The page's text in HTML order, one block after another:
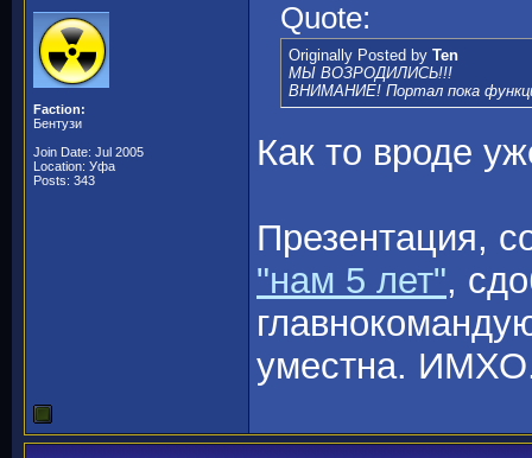
Faction:
Бентузи
Join Date: Jul 2005
Location: Уфа
Posts: 343
Quote:
Originally Posted by Ten
МЫ ВОЗРОДИЛИСЬ!!!
ВНИМАНИЕ! Портал пока
Как то вроде
Презентация,
"нам 5 лет",
уместна.